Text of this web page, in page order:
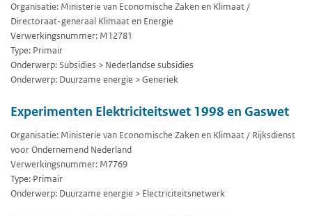
Organisatie: Ministerie van Economische Zaken en Klimaat /
Directoraat-generaal Klimaat en Energie
Verwerkingsnummer: M12781
Type: Primair
Onderwerp: Subsidies > Nederlandse subsidies
Onderwerp: Duurzame energie > Generiek
Experimenten Elektriciteitswet 1998 en Gaswet
Organisatie: Ministerie van Economische Zaken en Klimaat / Rijksdienst
voor Ondernemend Nederland
Verwerkingsnummer: M7769
Type: Primair
Onderwerp: Duurzame energie > Electriciteitsnetwerk